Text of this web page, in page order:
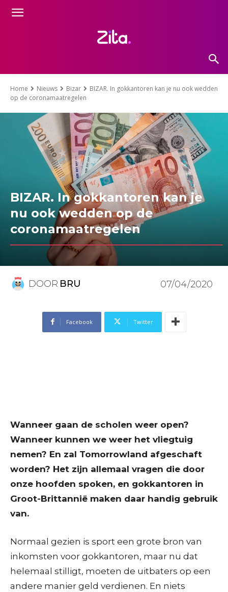
Home Nieuws Bizar
BIZAR. In gokkantoren kan je nu ook wedden
op de coronamaatregelen
BIZAR. In gokkantoren kan je
nu ook wedden op de
coronamaatregelen
DOOR BRU 07/04/2020
Facebook Twitter
Wanneer gaan de scholen weer open?
Wanneer kunnen we weer het vliegtuig
nemen? En zal Tomorrowland afgeschaft
worden? Het zijn allemaal vragen die door
onze hoofden spoken, en gokkantoren in
Groot-Brittannië maken daar handig gebruik
van.
Normaal gezien is sport een grote bron van
inkomsten voor gokkantoren, maar nu dat
helemaal stilligt, moeten de uitbaters op een
andere manier geld verdienen. En niets